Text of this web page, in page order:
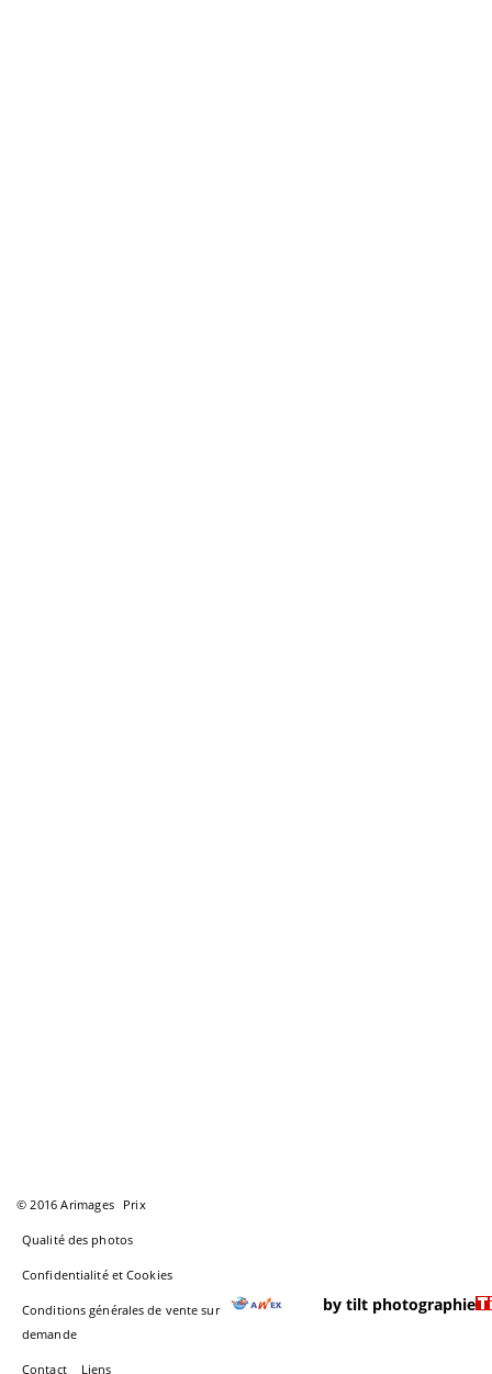
© 2016 Arimages Prix
Qualité des photos
Confidentialité et Cookies
Conditions générales de vente sur
demande
Contact Liens
by tilt photographie